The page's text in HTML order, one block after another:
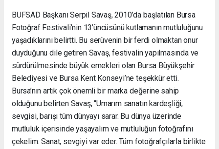
BUFSAD Başkanı Serpil Savaş, 2010’da başlatılan Bursa
Fotoğraf Festivali’nin 13’üncüsünü kutlamanın mutluluğunu
yaşadıklarını belirtti. Bu serüvenin bir ferdi olmaktan onur
duyduğunu dile getiren Savaş, festivalin yapılmasında ve
sürdürülmesinde büyük emekleri olan Bursa Büyükşehir
Belediyesi ve Bursa Kent Konseyi’ne teşekkür etti.
Bursa’nın artık çok önemli bir marka değerine sahip
olduğunu belirten Savaş, “Umarım sanatın kardeşliği,
sevgisi, barışı tüm dünyayı sarar. Bu dünya üzerinde
mutluluk içerisinde yaşayalım ve mutluluğun fotoğrafını
çekelim. Sanat, sevgiyi var eder. Tüm fotoğrafçılarla birlikte